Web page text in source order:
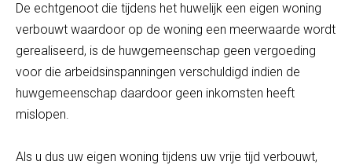
De echtgenoot die tijdens het huwelijk een eigen woning
verbouwt waardoor op de woning een meerwaarde wordt
gerealiseerd, is de huwgemeenschap geen vergoeding
voor die arbeidsinspanningen verschuldigd indien de
huwgemeenschap daardoor geen inkomsten heeft
mislopen.
Als u dus uw eigen woning tijdens uw vrije tijd verbouwt,